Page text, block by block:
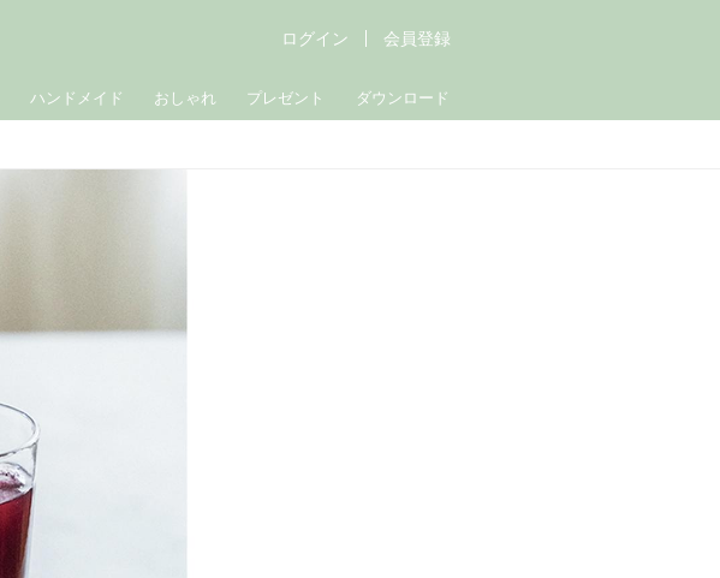
ハンドメイド おしゃれ プレゼント ダウンロード
ログイン 会員登録